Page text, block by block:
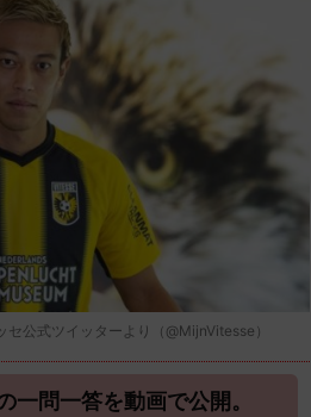
公式ツイッターより（@MijnVitesse）
一問一答を動画で公開。